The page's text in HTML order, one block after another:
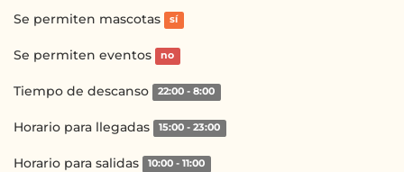
Se permiten mascotas sí
Se permiten eventos no
Tiempo de descanso 22:00 - 8:00
Horario para llegadas 15:00 - 23:00
Horario para salidas 10:00 - 11:00